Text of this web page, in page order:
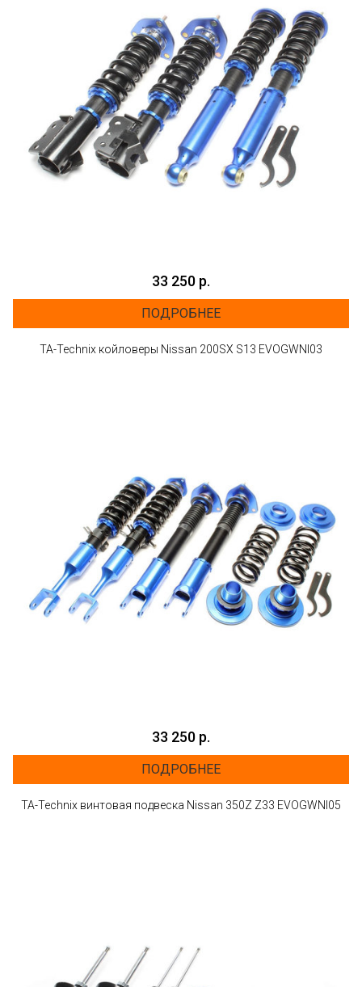
33 250 р.
ПОДРОБНЕЕ
TA-Technix койловеры Nissan 200SX S13 EVOGWNI03
33 250 р.
ПОДРОБНЕЕ
TA-Technix винтовая подвеска Nissan 350Z Z33 EVOGWNI05